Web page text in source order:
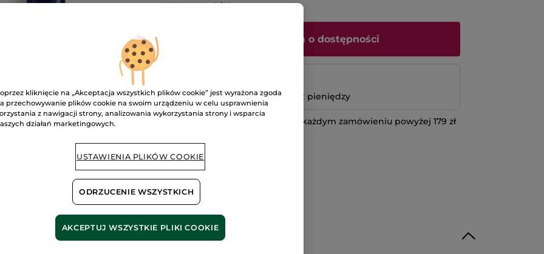
1590.00 zł / 1l
Powiadom o dostępności
Satysfakcja albo zwrot pieniędzy
Darmowa wysyłka przy każdym zamówieniu powyżej 179 zł
kliknięcie na „Akceptacja wszystkich plików cookie” jest wyrażona zgoda
przechowywanie plików cookie na swoim urządzeniu w celu usprawnienia
z nawigacji strony, analizowania wykorzystania strony i wsparcia
działań marketingowych.
USTAWIENIA PLIKÓW COOKIE
ODRZUCENIE WSZYSTKICH
AKCEPTUJ WSZYSTKIE PLIKI COOKIE